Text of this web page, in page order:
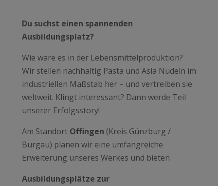
Du suchst einen spannenden
Ausbildungsplatz?
Wie wäre es in der Lebensmittelproduktion?
Wir stellen nachhaltig Pasta und Asia Nudeln im
industriellen Maßstab her – und vertreiben sie
weltweit. Klingt interessant? Dann werde Teil
unserer Erfolgsstory!
Am Standort Offingen (Kreis Günzburg /
Burgau) planen wir eine umfangreiche
Erweiterung unseres Werkes und bieten
Ausbildungsplätze zur